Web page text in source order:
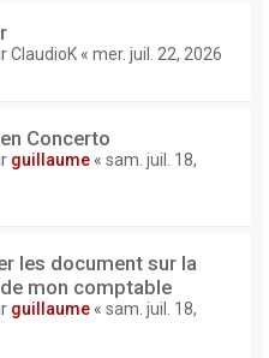
ClaudioK « mer. juil. 22, 2026
Concerto
guillaume « sam. juil. 18,
les document sur la
mon comptable
guillaume « sam. juil. 18,